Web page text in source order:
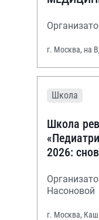
г. Москва, на
Школа
Школа
2026:
Насоновой
г. Москва,